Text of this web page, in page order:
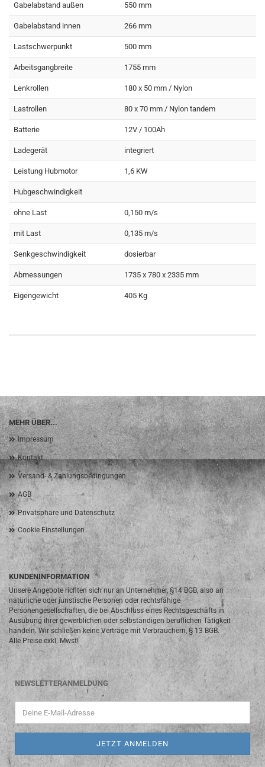
Gabelabstand außen 550 mm
Gabelabstand innen 266 mm
Lastschwerpunkt 500 mm
Arbeitsgangbreite 1755 mm
Lenkrollen 180 x 50 mm / Nylon
Lastrollen 80 x 70 mm / Nylon tandem
Batterie 12V / 100Ah
Ladegerät integriert
Leistung Hubmotor 1,6 KW
Hubgeschwindigkeit
ohne Last 0,150 m/s
mit Last 0,135 m/s
Senkgeschwindigkeit dosierbar
Abmessungen 1735 x 780 x 2335 mm
Eigengewicht 405 Kg
MEHR ÜBER...
Impressum
Kontakt
Versand- & Zahlungsbedingungen
AGB
Privatsphäre und Datenschutz
Cookie Einstellungen
KUNDENINFORMATION
Unsere Angebote richten sich nur an Unternehmer, §14 BGB, also an
natürliche oder juristische Personen oder rechtsfähige
Personengesellschaften, die bei Abschluss eines Rechtsgeschäfts in
Ausübung ihrer gewerblichen oder selbständigen beruflichen Tätigkeit
handeln. Wir schließen keine Verträge mit Verbrauchern, § 13 BGB.
Alle Preise exkl. Mwst!
NEWSLETTERANMELDUNG